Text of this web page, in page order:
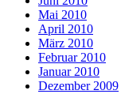
Mai 2010
April 2010
März 2010
Februar 2010
Januar 2010
Dezember 2009